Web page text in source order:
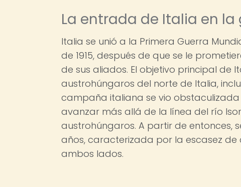
La entrada de Italia en la
Italia se unió a la Primera Guerra
de 1915, después de que se le
de sus aliados. El objetivo principal de
austrohúngaros del norte de Italia,
campaña italiana se vio
avanzar más allá de la línea del río
austrohúngaros. A partir de entonces,
años, caracterizada por la escasez de
ambos lados.